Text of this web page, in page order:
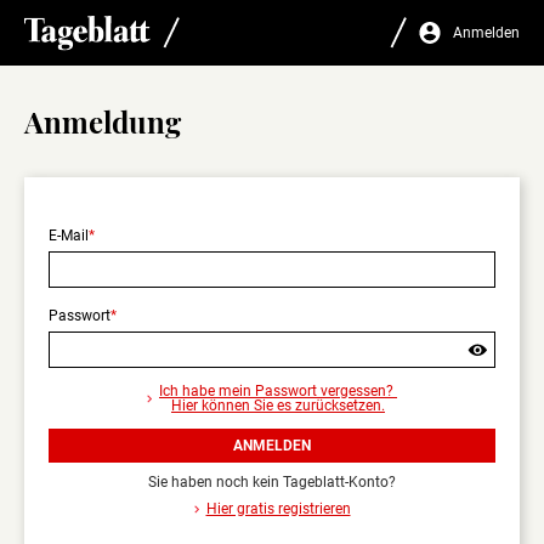
Sie
sicher,
Sie
sich
abmelden
wollen?
Nur
Anmelden
Anmeldung
E-Mail
Passwort
Ich habe mein Passwort vergessen?
Hier können Sie es zurücksetzen.
ANMELDEN
Sie haben noch kein Tageblatt-Konto?
Hier gratis registrieren